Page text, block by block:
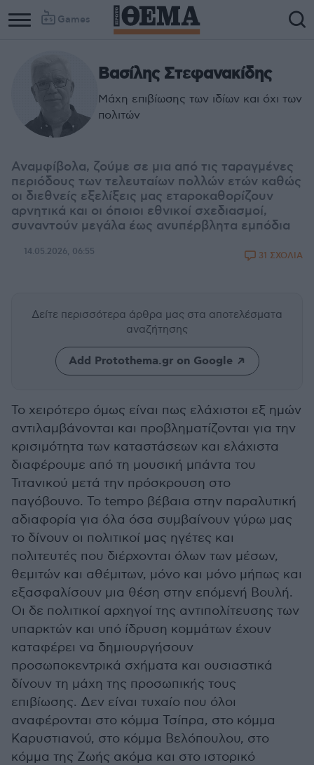
Games
Column
Βασίλης Στεφανακίδης
Μάχη επιβίωσης των ιδίων και όχι των
πολιτών
Αναμφίβολα, ζούμε σε μια από τις ταραγμένες
περιόδους των τελευταίων πολλών ετών καθώς
οι διεθνείς εξελίξεις μας εταροκαθορίζουν
αρνητικά και οι όποιοι εθνικοί σχεδιασμοί,
συναντούν μεγάλα έως ανυπέρβλητα εμπόδια
14.05.2026, 06:55 31 ΣΧΟΛΙΑ
Δείτε περισσότερα άρθρα μας στα αποτελέσματα
αναζήτησης
Add Protothema.gr on Google
Το χειρότερο όμως είναι πως ελάχιστοι εξ ημών
αντιλαμβάνονται και προβληματίζονται για την
κρισιμότητα των καταστάσεων και ελάχιστα
διαφέρουμε από τη μουσική μπάντα του
Τιτανικού μετά την πρόσκρουση στο
παγόβουνο. Το tempo βέβαια στην παραλυτική
αδιαφορία για όλα όσα συμβαίνουν γύρω μας
το δίνουν οι πολιτικοί μας ηγέτες και
πολιτευτές που διέρχονται όλων των μέσων,
θεμιτών και αθέμιτων, μόνο και μόνο μήπως και
εξασφαλίσουν μια θέση στην επόμενή Βουλή.
Οι δε πολιτικοί αρχηγοί της αντιπολίτευσης των
υπαρκτών και υπό ίδρυση κομμάτων έχουν
καταφέρει να δημιουργήσουν
προσωποκεντρικά σχήματα και ουσιαστικά
δίνουν τη μάχη της προσωπικής τους
επιβίωσης. Δεν είναι τυχαίο που όλοι
αναφέρονται στο κόμμα Τσίπρα, στο κόμμα
Καρυστιανού, στο κόμμα Βελόπουλου, στο
κόμμα της Ζωής ακόμα και στο ιστορικό